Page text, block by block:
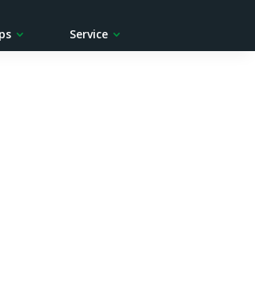
Service